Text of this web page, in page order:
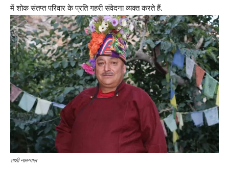
में शोक संतप्त परिवार के प्रति गहरी संवेदना व्यक्त करते हैं.
ताशी नामग्याल